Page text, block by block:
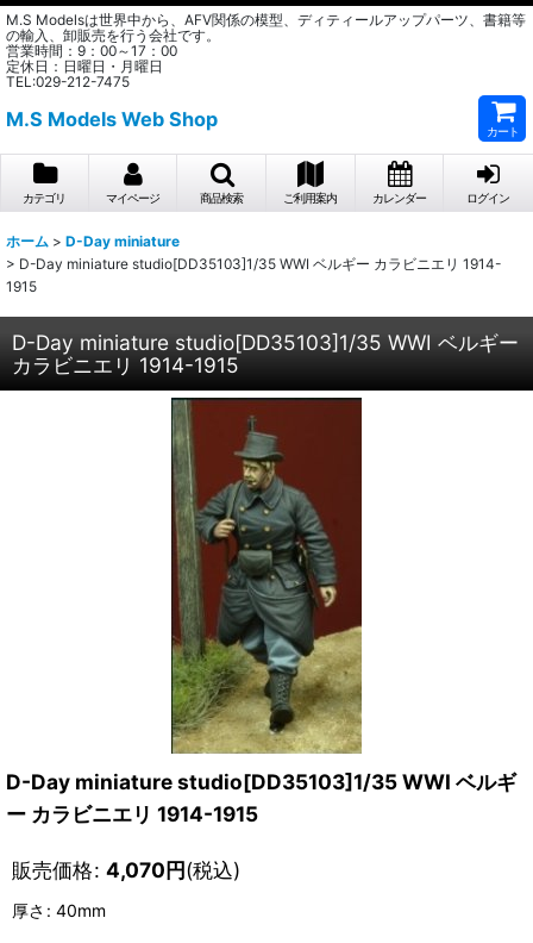
M.S Modelsは世界中から、AFV関係の模型、ディティールアップパーツ、書籍等
の輸入、卸販売を行う会社です。
営業時間：9：00～17：00
定休日：日曜日・月曜日
TEL:029-212-7475
M.S Models Web Shop
カート
カテゴリ マイページ 商品検索 ご利用案内 カレンダー ログイン
ホーム > D-Day miniature
> D-Day miniature studio[DD35103]1/35 WWI ベルギー カラビニエリ 1914-
1915
D-Day miniature studio[DD35103]1/35 WWI ベルギー
カラビニエリ 1914-1915
D-Day miniature studio[DD35103]1/35 WWI ベルギ
ー カラビニエリ 1914-1915
販売価格: 4,070円(税込)
厚さ : 40mm